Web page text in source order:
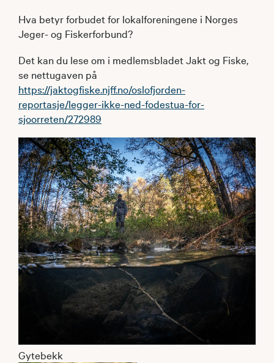
Hva betyr forbudet for lokalforeningene i Norges
Jeger- og Fiskerforbund?
Det kan du lese om i medlemsbladet Jakt og Fiske,
se nettugaven på
https://jaktogfiske.njff.no/oslofjorden-
reportasje/legger-ikke-ned-fodestua-for-
sjoorreten/272989
Gytebekk